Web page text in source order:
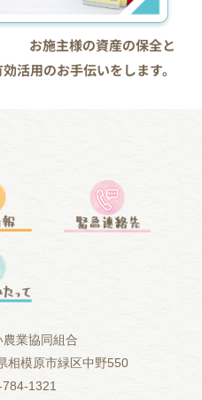
お施主様の資産の保全と
活用のお手伝いをします。
業協同組合
模原市緑区中野550
1321